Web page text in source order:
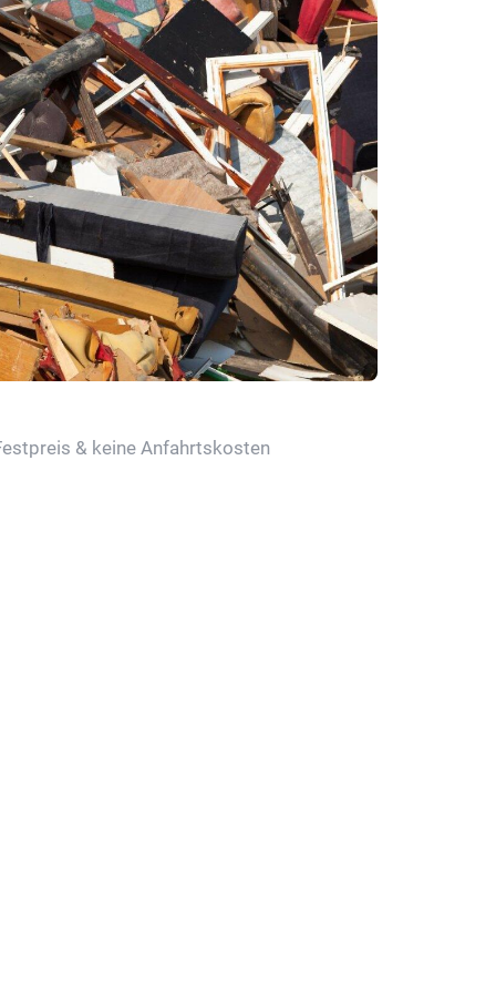
& keine Anfahrtskosten